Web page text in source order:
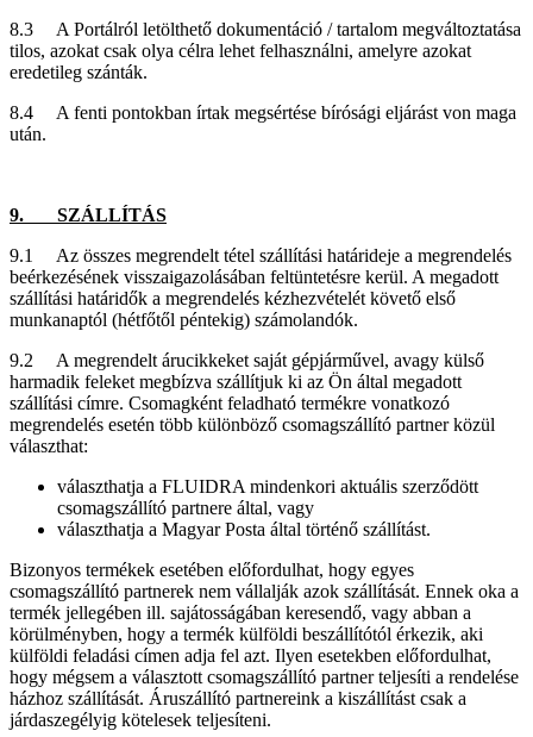
8.3 A Portálról letölthető dokumentáció / tartalom megváltoztatása
tilos, azokat csak olya célra lehet felhasználni, amelyre azokat
eredetileg szánták.
8.4 A fenti pontokban írtak megsértése bírósági eljárást von maga
után.
9. SZÁLLÍTÁS
9.1 Az összes megrendelt tétel szállítási határideje a megrendelés
beérkezésének visszaigazolásában feltüntetésre kerül. A megadott
szállítási határidők a megrendelés kézhezvételét követő első
munkanaptól (hétfőtől péntekig) számolandók.
9.2 A megrendelt árucikkeket saját gépjárművel, avagy külső
harmadik feleket megbízva szállítjuk ki az Ön által megadott
szállítási címre. Csomagként feladható termékre vonatkozó
megrendelés esetén több különböző csomagszállító partner közül
választhat:
választhatja a FLUIDRA mindenkori aktuális szerződött
csomagszállító partnere által, vagy
választhatja a Magyar Posta által történő szállítást.
Bizonyos termékek esetében előfordulhat, hogy egyes
csomagszállító partnerek nem vállalják azok szállítását. Ennek oka a
termék jellegében ill. sajátosságában keresendő, vagy abban a
körülményben, hogy a termék külföldi beszállítótól érkezik, aki
külföldi feladási címen adja fel azt. Ilyen esetekben előfordulhat,
hogy mégsem a választott csomagszállító partner teljesíti a rendelése
házhoz szállítását. Áruszállító partnereink a kiszállítást csak a
járdaszegélyig kötelesek teljesíteni.